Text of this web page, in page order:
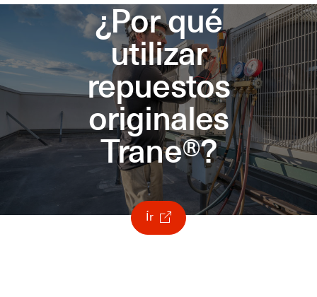
¿Por qué
utilizar
repuestos
originales
Trane®?
Ír